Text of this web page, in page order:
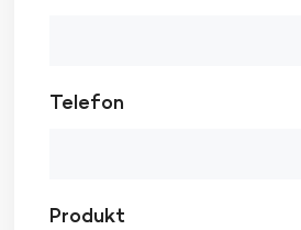
Telefon
Produkt